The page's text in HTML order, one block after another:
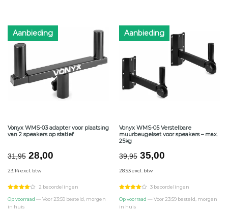
Aanbieding
Vonyx WMS-03 adapter voor plaatsing
van 2 speakers op statief
31,95 Oorspronkelijke
was:
€31,95.
28,00Huidige
€28,00.
23.14 excl. btw
2 beoordelingen
Op voorraad — Voor 23:59 besteld, morgen
in huis
Aanbieding
Vonyx WMS-05 Verstelbare
muurbeugelset voor speakers – max.
25kg
39,95 Oorspronkelijke
was:
€39,95.
35,00Huidige
€35,00.
28.93 excl. btw
3 beoordelingen
Op voorraad — Voor 23:59 besteld, morgen
in huis